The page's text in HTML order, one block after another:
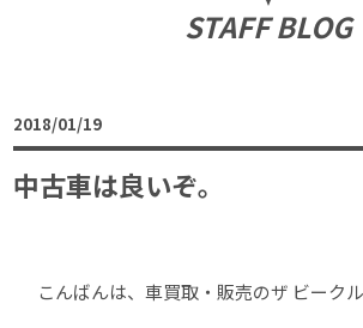
STAFF BLOG
中古車は良いぞ。
2018/01/19
こんばんは、車買取・販売のザ ビークル